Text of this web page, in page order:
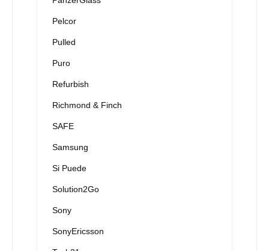
Pelcor
Pulled
Puro
Refurbish
Richmond & Finch
SAFE
Samsung
Si Puede
Solution2Go
Sony
SonyEricsson